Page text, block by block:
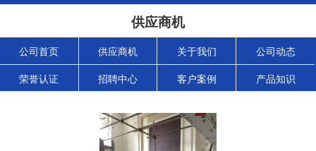
供应商机
公司首页 供应商机 关于我们 公司动态
荣誉认证 招聘中心 客户案例 产品知识